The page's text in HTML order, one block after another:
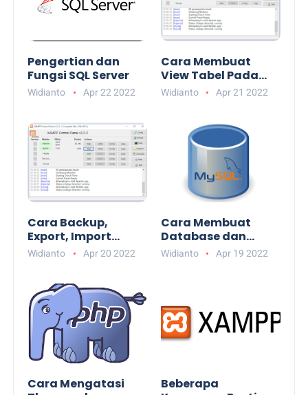
Pengertian dan
Fungsi SQL Server
Widianto Apr 22 2022
Cara Membuat
View Tabel Pada
MySQL - Xampp
Widianto Apr 21 2022
Cara Backup,
Export, Import
Database MySQL
Widianto Apr 20 2022
Cara Membuat
Database dan
Tabel
Menggunakan
Widianto Apr 19 2022
Cara Mengatasi
Beberapa